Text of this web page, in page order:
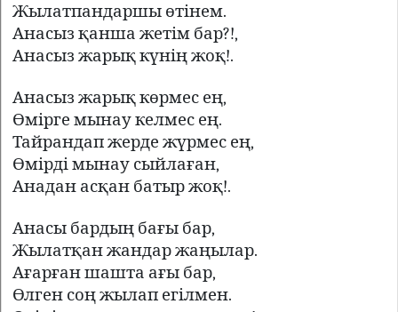
Жылатпандаршы өтінем.
Анасыз қанша жетім бар?!,
Анасыз жарық күнің жоқ!.
Анасыз жарық көрмес ең,
Өмірге мынау келмес ең.
Тайрандап жерде жүрмес ең,
Өмірді мынау сыйлаған,
Анадан асқан батыр жоқ!.
Анасы бардың бағы бар,
Жылатқан жандар жаңылар.
Ағарған шашта ағы бар,
Өлген соң жылап егілмен.